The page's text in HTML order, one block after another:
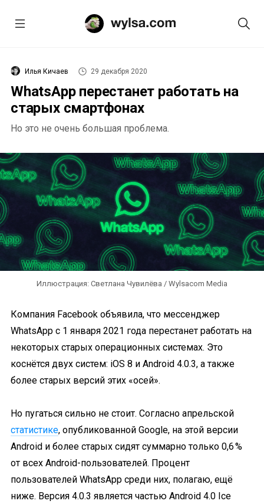
Илья Кичаев 29 декабря 2020
WhatsApp перестанет работать на
старых смартфонах
Но это не очень большая проблема.
Иллюстрация: Светлана Чувилёва / Wylsacom Media
Компания Facebook объявила, что мессенджер
WhatsApp с 1 января 2021 года перестанет работать на
некоторых старых операционных системах. Это
коснётся двух систем: iOS 8 и Android 4.0.3, а также
более старых версий этих «осей».
Но пугаться сильно не стоит. Согласно апрельской
статистике, опубликованной Google, на этой версии
Android и более старых сидят суммарно только 0,6 %
от всех Android-пользователей. Процент
пользователей WhatsApp среди них, полагаю, ещё
ниже. Версия 4.0.3 является частью Android 4.0 Ice